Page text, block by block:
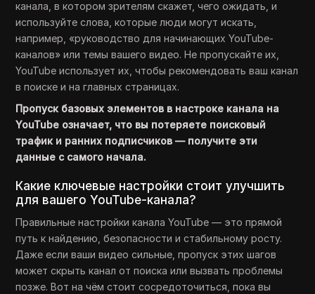
канала, в котором зрителям скажет, чего ожидать, и
используйте слова, которые люди могут искать,
например, «руководство для начинающих YouTube-
каналов» или темы вашего видео. Не пропускайте их,
YouTube использует их, чтобы рекомендовать ваш канал
в поиске и на главных страницах.
Пропуск базовых элементов в настроке канала на
YouTube означает, что вы потеряете поисковый
трафик и ранних подписчиков — получите эти
данные с самого начала.
Какие ключевые настройки стоит улучшить
для вашего YouTube-канала?
Правильные настройки канала YouTube — это прямой
путь к найдению, безопасности и стабильному росту.
Даже если ваши видео сильные, пропуск этих шагов
может скрыть канал от поиска или вызвать проблемы
позже. Вот на чём стоит сосредоточиться, пока вы